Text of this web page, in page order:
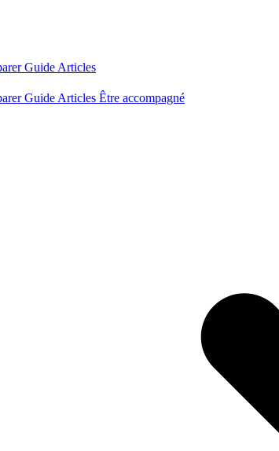
Guide Articles
Guide Articles Être accompagné